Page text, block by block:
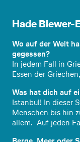
Hade Biewer-
Wo auf der Welt
gegessen?
In jedem Fall in
Essen der
Was hat dich auf
Istanbul! In dieser
Menschen bis hin
allem. Auf jeden